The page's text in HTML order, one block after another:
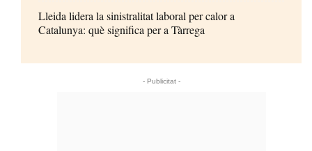
Lleida lidera la sinistralitat laboral per calor a
Catalunya: què significa per a Tàrrega
- Publicitat -